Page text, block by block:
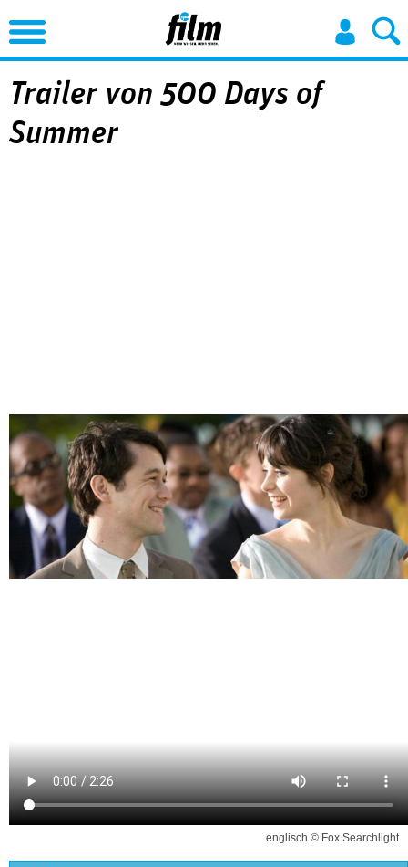
Jump to Navigation
Trailer von 500 Days of
Summer
englisch © Fox Searchlight